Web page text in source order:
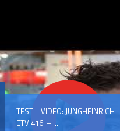
TEST + VIDEO: JUNGHEINRICH
ETV 416I – ...